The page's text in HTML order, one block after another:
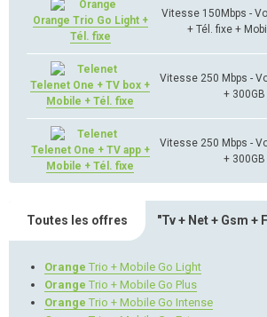
Orange Trio Go Light +
Tél. fixe
Vitesse 150Mbps -
+ Tél. fixe +
Telenet One + TV box +
Mobile + Tél. fixe
Vitesse 250 Mbps -
+ 300GB
Telenet One + TV app +
Mobile + Tél. fixe
Vitesse 250 Mbps -
+ 300GB
Toutes les offres "Tv + Net + Gsm +
Orange Trio + Mobile Go Light
Orange Trio + Mobile Go Plus
Orange Trio + Mobile Go Intense